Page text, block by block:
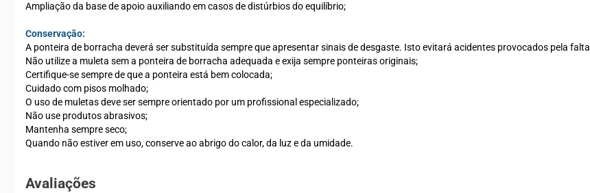
Ampliação da base de apoio auxiliando em casos de distúrbios do equilíbrio;
Conservação:
A ponteira de borracha deverá ser substituída sempre que apresentar sinais de desgaste. Isto evitará acidentes provocados pela
Não utilize a muleta sem a ponteira de borracha adequada e exija sempre ponteiras originais;
Certifique-se sempre de que a ponteira está bem colocada;
Cuidado com pisos molhado;
O uso de muletas deve ser sempre orientado por um profissional especializado;
Não use produtos abrasivos;
Mantenha sempre seco;
Quando não estiver em uso, conserve ao abrigo do calor, da luz e da umidade.
Avaliações